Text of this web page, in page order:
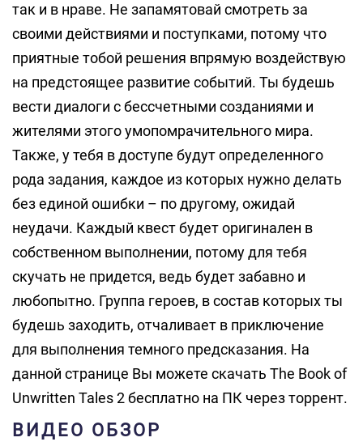
так и в нраве. Не запамятовай смотреть за
своими действиями и поступками, потому что
приятные тобой решения впрямую воздействую
на предстоящее развитие событий. Ты будешь
вести диалоги с бессчетными созданиями и
жителями этого умопомрачительного мира.
Также, у тебя в доступе будут определенного
рода задания, каждое из которых нужно делать
без единой ошибки – по другому, ожидай
неудачи. Каждый квест будет оригинален в
собственном выполнении, потому для тебя
скучать не придется, ведь будет забавно и
любопытно. Группа героев, в состав которых ты
будешь заходить, отчаливает в приключение
для выполнения темного предсказания. На
данной странице Вы можете скачать The Book of
Unwritten Tales 2 бесплатно на ПК через торрент.
ВИДЕО ОБЗОР